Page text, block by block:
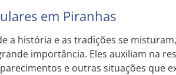
em Piranhas
a história e as tradições se
importância. Eles auxiliam na
e outras situações que